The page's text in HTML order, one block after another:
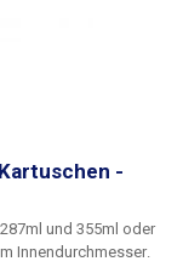
-
und 355ml oder
Innendurchmesser.